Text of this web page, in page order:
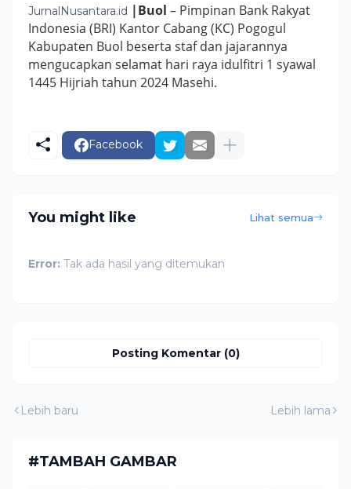
JurnalNusantara.id |Buol – Pimpinan Bank Rakyat
Indonesia (BRI) Kantor Cabang (KC) Pogogul
Kabupaten Buol beserta staf dan jajarannya
mengucapkan selamat hari raya idulfitri 1 syawal
1445 Hijriah tahun 2024 Masehi.
Facebook
You might like Lihat semua
Error: Tak ada hasil yang ditemukan
Posting Komentar (0)
Lebih baru Lebih lama
#TAMBAH GAMBAR